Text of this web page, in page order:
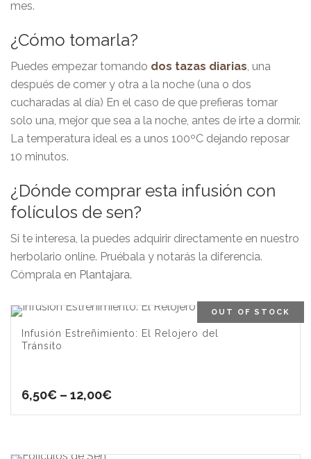
mes.
¿Cómo tomarla?
Puedes empezar tomando dos tazas diarias, una
después de comer y otra a la noche (una o dos
cucharadas al día) En el caso de que prefieras tomar
solo una, mejor que sea a la noche, antes de irte a dormir.
La temperatura ideal es a unos 100ºC dejando reposar
10 minutos.
¿Dónde comprar esta infusión con
folículos de sen?
Si te interesa, la puedes adquirir directamente en nuestro
herbolario online. Pruébala y notarás la diferencia.
Cómprala en Plantajara.
OUT OF STOCK
Infusión Estreñimiento: El Relojero del
Tránsito
6,50€ – 12,00€